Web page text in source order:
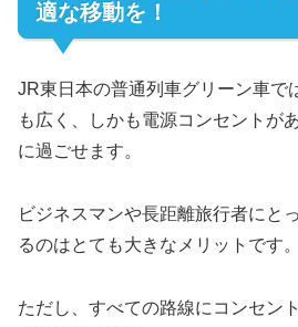
適な移動を！
JR東日本の普通列車グリーン車で
も広く、しかも電源コンセントが
に過ごせます。
ビジネスマンや長距離旅行者にと
るのはとても大きなメリットです。
ただし、すべての路線にコンセン